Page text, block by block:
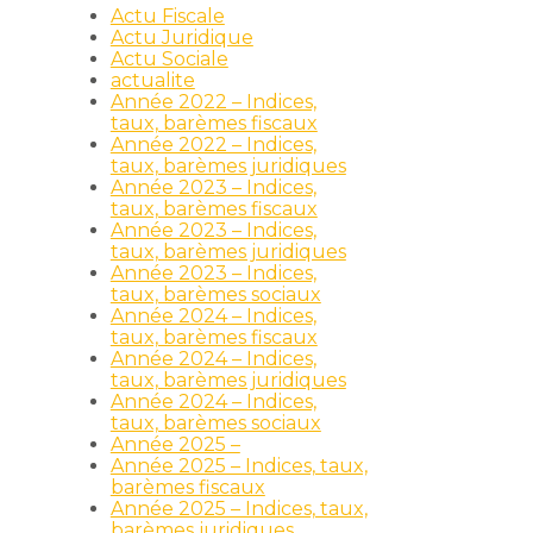
Actu Fiscale
Actu Juridique
Actu Sociale
actualite
Année 2022 – Indices,
taux, barèmes fiscaux
Année 2022 – Indices,
taux, barèmes juridiques
Année 2023 – Indices,
taux, barèmes fiscaux
Année 2023 – Indices,
taux, barèmes juridiques
Année 2023 – Indices,
taux, barèmes sociaux
Année 2024 – Indices,
taux, barèmes fiscaux
Année 2024 – Indices,
taux, barèmes juridiques
Année 2024 – Indices,
taux, barèmes sociaux
Année 2025 –
Année 2025 – Indices, taux,
barèmes fiscaux
Année 2025 – Indices, taux,